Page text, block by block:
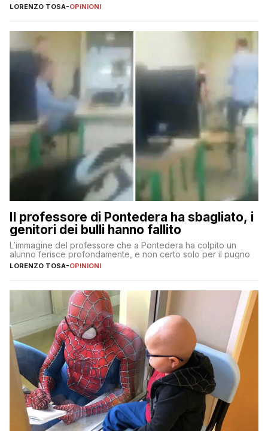
LORENZO TOSA-OPINIONI
Il professore di Pontedera ha sbagliato, i
genitori dei bulli hanno fallito
L’immagine del professore che a Pontedera ha colpito un
alunno ferisce profondamente, e non certo solo per il pugno
LORENZO TOSA-OPINIONI